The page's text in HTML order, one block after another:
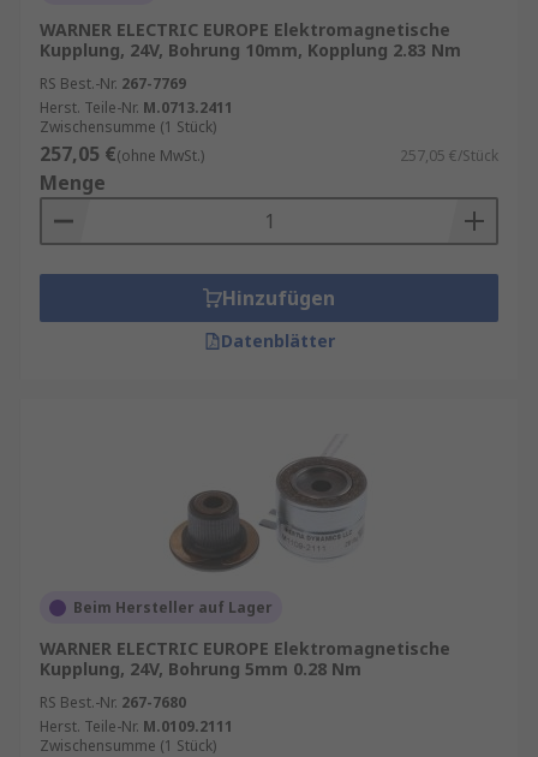
WARNER ELECTRIC EUROPE Elektromagnetische
Kupplung, 24V, Bohrung 10mm, Kopplung 2.83 Nm
RS Best.-Nr. 267-7769
Herst. Teile-Nr. M.0713.2411
Zwischensumme (1 Stück)
257,05 €(ohne MwSt.) 257,05 €/Stück
Menge
Hinzufügen
Datenblätter
Beim Hersteller auf Lager
WARNER ELECTRIC EUROPE Elektromagnetische
Kupplung, 24V, Bohrung 5mm 0.28 Nm
RS Best.-Nr. 267-7680
Herst. Teile-Nr. M.0109.2111
Zwischensumme (1 Stück)